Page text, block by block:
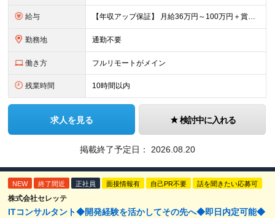
給与 【年収アップ保証】 月給36万円～100万円＋賞与（年3回）＋諸手当 ◆想定年収432万円〜1200万円(経験・スキルを考慮し決定) ※年収アップ保証付帯 ◆基本給には⽉20時間分の固定残業代(31,
勤務地 通勤不要
働き方 フルリモートがメイン
残業時間 10時間以内
求人を見る 検討中に入れる
掲載終了予定日： 2026.08.20
NEW 終了間近 正社員 面接情報有 自己PR不要 話を聞きたい応募可
株式会社セレッテ
ITコンサルタント◆開発経験を活かしてその先へ◆即日内定可能◆